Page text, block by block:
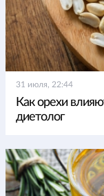
31 июля, 22:44
Как орехи
диетолог